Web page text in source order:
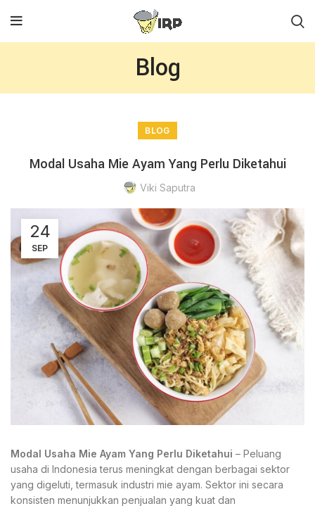
Blog
BLOG
Modal Usaha Mie Ayam Yang Perlu Diketahui
Viki Saputra
24
SEP
Modal Usaha Mie Ayam Yang Perlu Diketahui – Peluang
usaha di Indonesia terus meningkat dengan berbagai sektor
yang digeluti, termasuk industri mie ayam. Sektor ini secara
konsisten menunjukkan penjualan yang kuat dan